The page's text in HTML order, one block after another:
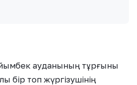
ауданының тұрғыны
бір топ жүргізушінің